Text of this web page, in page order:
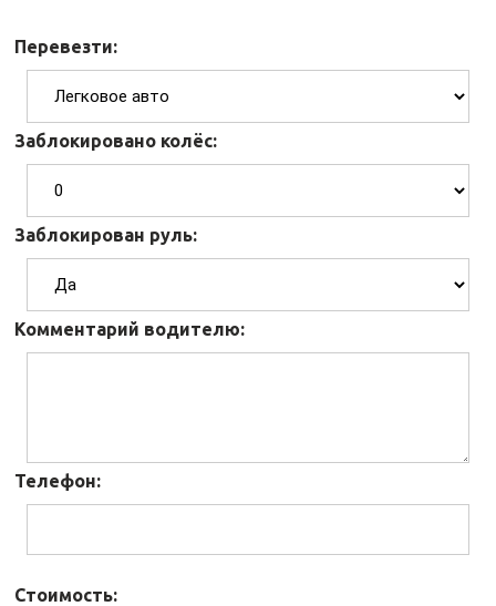
Перевезти:
Заблокировано колёс:
Заблокирован руль:
Комментарий водителю:
Телефон:
Стоимость: